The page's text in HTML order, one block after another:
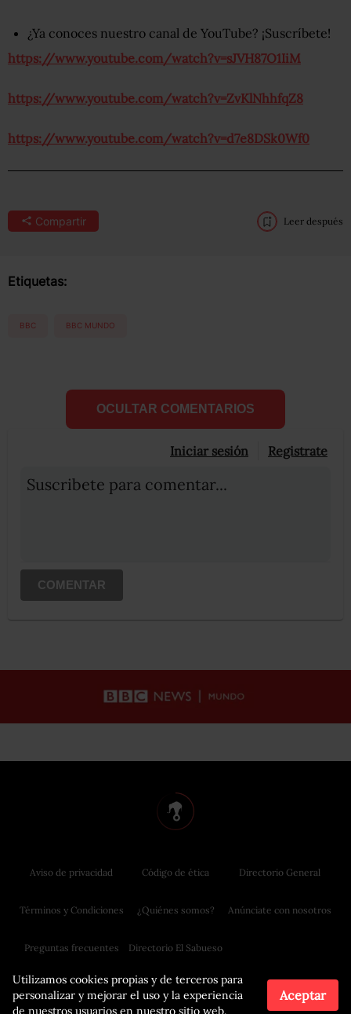
¿Ya conoces nuestro canal de YouTube? ¡Suscríbete!
https://www.youtube.com/watch?v=sJVH87O1IiM
https://www.youtube.com/watch?v=ZvKlNhhfqZ8
https://www.youtube.com/watch?v=d7e8DSk0Wf0
Compartir Leer después
Etiquetas:
BBC BBC MUNDO
OCULTAR COMENTARIOS
Iniciar sesión Registrate
Suscribete para comentar...
COMENTAR
Utilizamos cookies propias y de terceros para
personalizar y mejorar el uso y la experiencia
de nuestros usuarios en nuestro sitio web.
Aceptar
Aviso de privacidad
Términos y Condiciones
Preguntas frecuentes
Código de ética
¿Quiénes somos?
Directorio El Sabueso
Directorio General
Anúnciate con nosotros